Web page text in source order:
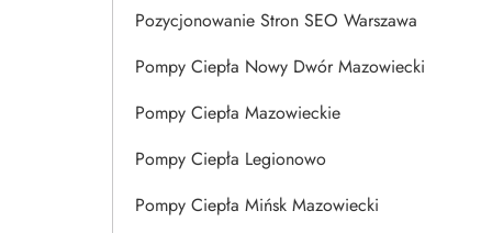
Pozycjonowanie Stron SEO Warszawa
Pompy Ciepła Nowy Dwór Mazowiecki
Pompy Ciepła Mazowieckie
Pompy Ciepła Legionowo
Pompy Ciepła Mińsk Mazowiecki